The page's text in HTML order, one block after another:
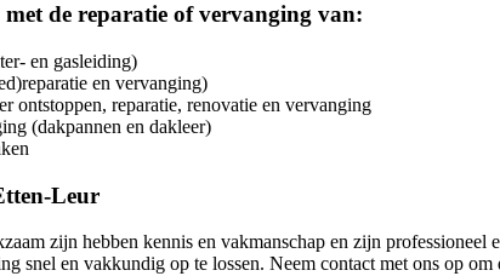
de reparatie of vervanging van:
en gasleiding)
en vervanging)
ontstoppen, reparatie, renovatie en vervanging
(dakpannen en dakleer)
Leur
zijn hebben kennis en vakmanschap en zijn
snel en vakkundig op te lossen. Neem contact met ons op om